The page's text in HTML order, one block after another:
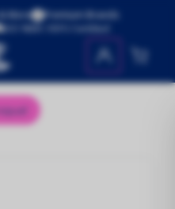
More
Premium Brands
ISO 9001:2015 Certified
productos